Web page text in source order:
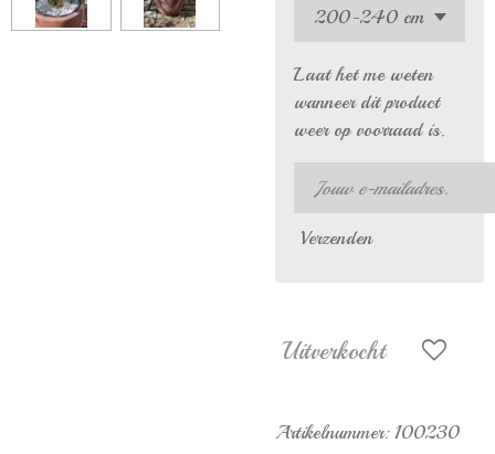
Laat het me weten
wanneer dit product
weer op voorraad is.
Verzenden
Uitverkocht
Artikelnummer: 100230